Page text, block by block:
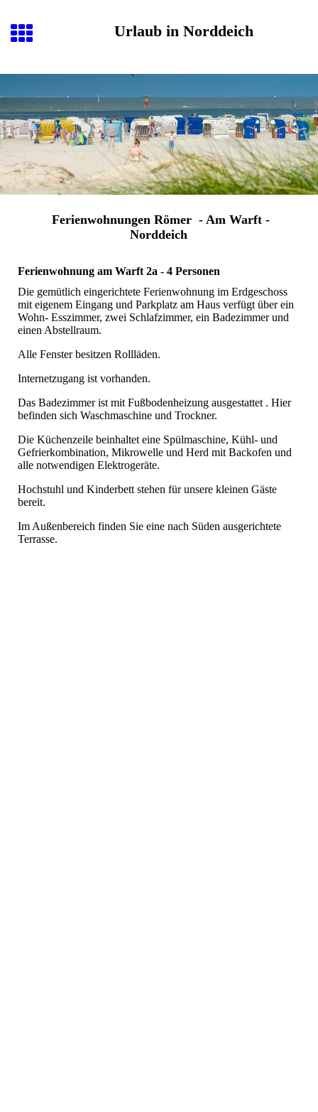
Urlaub in Norddeich
Ferienwohnungen Römer - Am Warft -
Norddeich
Ferienwohnung am Warft 2a - 4 Personen
Die gemütlich eingerichtete Ferienwohnung im Erdgeschoss
mit eigenem Eingang und Parkplatz am Haus verfügt über ein
Wohn- Esszimmer, zwei Schlafzimmer, ein Badezimmer und
einen Abstellraum.
Alle Fenster besitzen Rollläden.
Internetzugang ist vorhanden.
Das Badezimmer ist mit Fußbodenheizung ausgestattet . Hier
befinden sich Waschmaschine und Trockner.
Die Küchenzeile beinhaltet eine Spülmaschine, Kühl- und
Gefrierkombination, Mikrowelle und Herd mit Backofen und
alle notwendigen Elektrogeräte.
Hochstuhl und Kinderbett stehen für unsere kleinen Gäste
bereit.
Im Außenbereich finden Sie eine nach Süden ausgerichtete
Terrasse.